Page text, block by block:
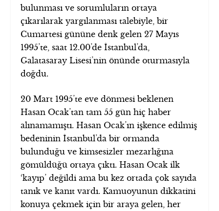
bulunması ve sorumluların ortaya
çıkarılarak yargılanması talebiyle, bir
Cumartesi gününe denk gelen 27 Mayıs
1995’te, saat 12.00’de İstanbul’da,
Galatasaray Lisesi’nin önünde oturmasıyla
doğdu.
20 Mart 1995’te eve dönmesi beklenen
Hasan Ocak’tan tam 55 gün hiç haber
alınamamıştı. Hasan Ocak’ın işkence edilmiş
bedeninin İstanbul’da bir ormanda
bulunduğu ve kimsesizler mezarlığına
gömüldüğü ortaya çıktı. Hasan Ocak ilk
‘kayıp’ değildi ama bu kez ortada çok sayıda
tanık ve kanıt vardı. Kamuoyunun dikkatini
konuya çekmek için bir araya gelen, her